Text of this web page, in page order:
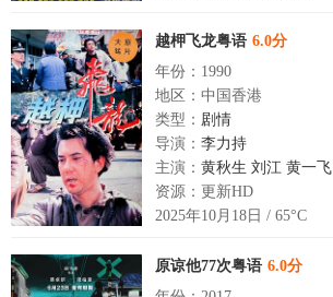
越柙飞龙粤语 6.0分
年份：1990
地区：中国香港
类型： 剧情
导演： 李力持
主演： 黄秋生 刘江 黄一飞
资源：更新HD
2025年10月18日 / 65°C
原谅他77次粤语 6.0分